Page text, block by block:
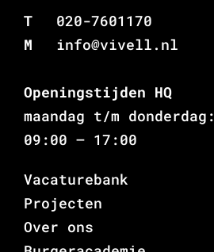
T
020-7601170
M
info@vivell.nl
Openingstijden HQ
maandag t/m donderdag:
09:00 – 17:00
Vacaturebank
Projecten
Over ons